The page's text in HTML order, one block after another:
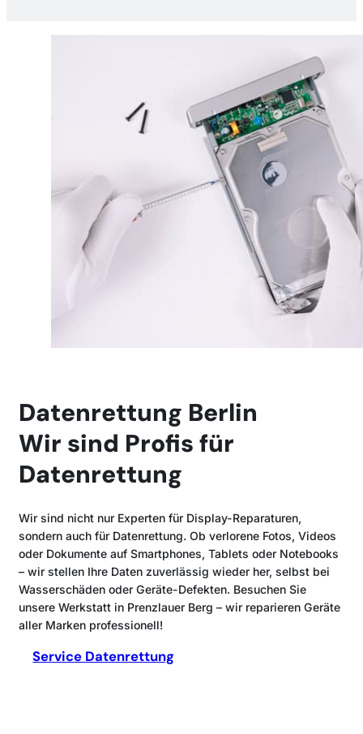
Datenrettung Berlin
Wir sind Profis für
Datenrettung
Wir sind nicht nur Experten für Display-Reparaturen,
sondern auch für Datenrettung. Ob verlorene Fotos, Videos
oder Dokumente auf Smartphones, Tablets oder Notebooks
– wir stellen Ihre Daten zuverlässig wieder her, selbst bei
Wasserschäden oder Geräte-Defekten. Besuchen Sie
unsere Werkstatt in Prenzlauer Berg – wir reparieren Geräte
aller Marken professionell!
Service Datenrettung